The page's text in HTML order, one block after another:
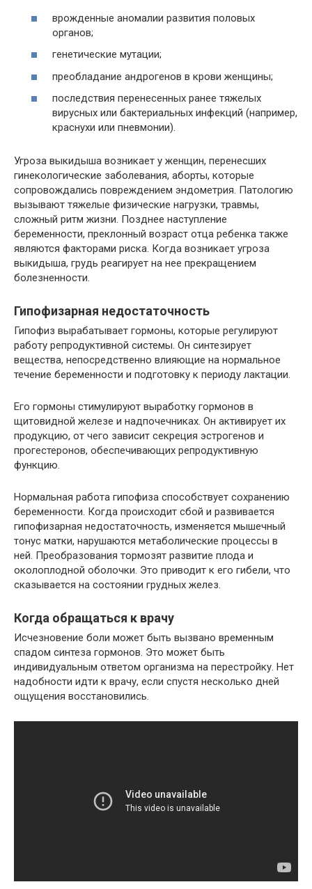
врожденные аномалии развития половых
органов;
генетические мутации;
преобладание андрогенов в крови женщины;
последствия перенесенных ранее тяжелых
вирусных или бактериальных инфекций (например,
краснухи или пневмонии).
Угроза выкидыша возникает у женщин, перенесших
гинекологические заболевания, аборты, которые
сопровождались повреждением эндометрия. Патологию
вызывают тяжелые физические нагрузки, травмы,
сложный ритм жизни. Позднее наступление
беременности, преклонный возраст отца ребенка также
являются факторами риска. Когда возникает угроза
выкидыша, грудь реагирует на нее прекращением
болезненности.
Гипофизарная недостаточность
Гипофиз вырабатывает гормоны, которые регулируют
работу репродуктивной системы. Он синтезирует
вещества, непосредственно влияющие на нормальное
течение беременности и подготовку к периоду лактации.
Его гормоны стимулируют выработку гормонов в
щитовидной железе и надпочечниках. Он активирует их
продукцию, от чего зависит секреция эстрогенов и
прогестеронов, обеспечивающих репродуктивную
функцию.
Нормальная работа гипофиза способствует сохранению
беременности. Когда происходит сбой и развивается
гипофизарная недостаточность, изменяется мышечный
тонус матки, нарушаются метаболические процессы в
ней. Преобразования тормозят развитие плода и
околоплодной оболочки. Это приводит к его гибели, что
сказывается на состоянии грудных желез.
Когда обращаться к врачу
Исчезновение боли может быть вызвано временным
спадом синтеза гормонов. Это может быть
индивидуальным ответом организма на перестройку. Нет
надобности идти к врачу, если спустя несколько дней
ощущения восстановились.